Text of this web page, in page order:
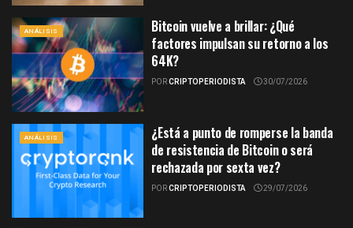
ANÁLISIS
Bitcoin vuelve a brillar: ¿Qué
factores impulsan su retorno a los
64K?
PORCRIPTOPERIODISTA 30/07/2026
ANÁLISIS
¿Está a punto de romperse la banda
de resistencia de Bitcoin o será
rechazada por sexta vez?
PORCRIPTOPERIODISTA 29/07/2026